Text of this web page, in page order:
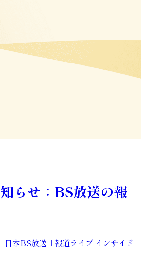
らせ：BS放送の報
日本BS放送「報道ライブ インサイド